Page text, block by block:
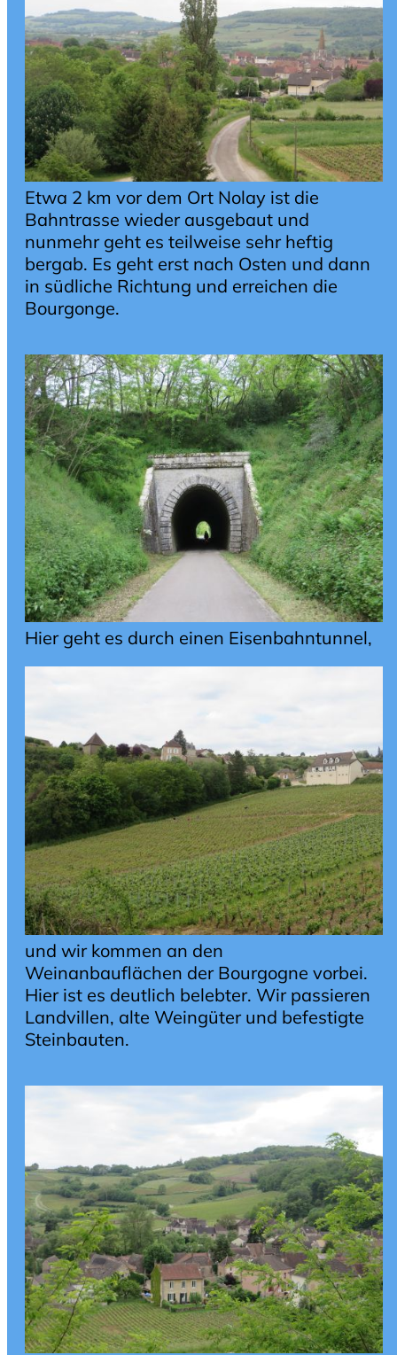
Etwa 2 km vor dem Ort Nolay ist die
Bahntrasse wieder ausgebaut und
nunmehr geht es teilweise sehr heftig
bergab. Es geht erst nach Osten und dann
in südliche Richtung und erreichen die
Bourgonge.
Hier geht es durch einen Eisenbahntunnel,
und wir kommen an den
Weinanbauflächen der Bourgogne vorbei.
Hier ist es deutlich belebter. Wir passieren
Landvillen, alte Weingüter und befestigte
Steinbauten.